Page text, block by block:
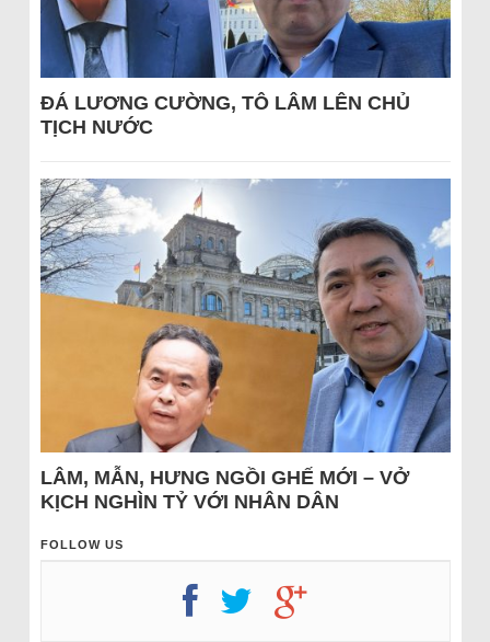
ĐÁ LƯƠNG CƯỜNG, TÔ LÂM LÊN CHỦ
TỊCH NƯỚC
LÂM, MẪN, HƯNG NGỒI GHẾ MỚI – VỞ
KỊCH NGHÌN TỶ VỚI NHÂN DÂN
FOLLOW US